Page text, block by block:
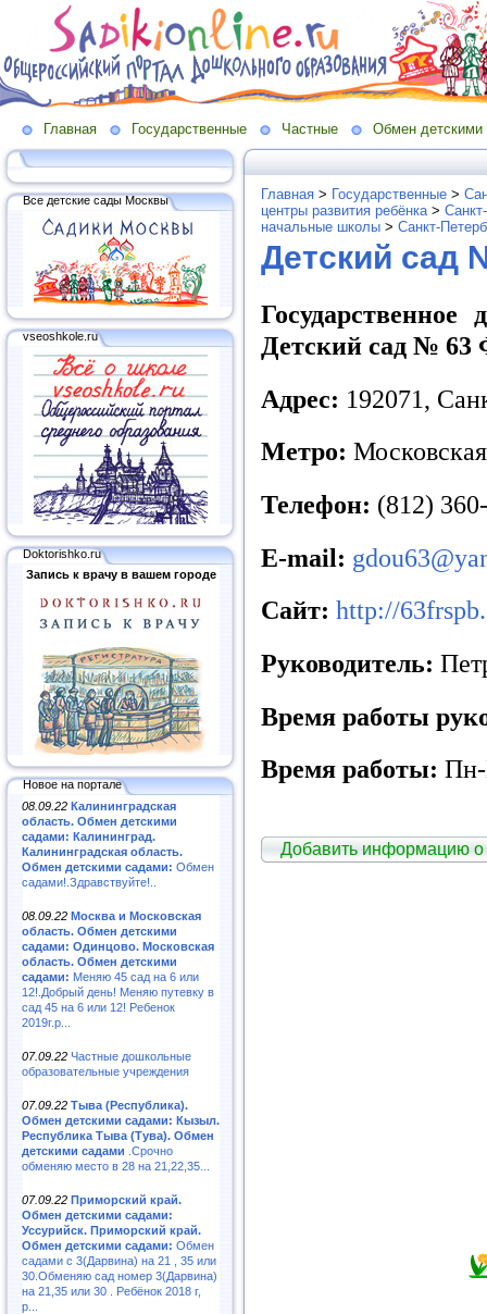
Главная Государственные Частные Обмен детскими
Все детские сады Москвы
vseoshkole.ru
Doktorishko.ru
Запись к врачу в вашем городе
Новое на портале
08.09.22 Калининградская
область. Обмен детскими
садами: Калининград.
Калининградская область.
Обмен детскими садами: Обмен
садами!.Здравствуйте!..
08.09.22 Москва и Московская
область. Обмен детскими
садами: Одинцово. Московская
область. Обмен детскими
садами: Меняю 45 сад на 6 или
12!.Добрый день! Меняю путевку в
сад 45 на 6 или 12! Ребенок
2019г.р...
07.09.22 Частные дошкольные
образовательные учреждения
07.09.22 Тыва (Республика).
Обмен детскими садами: Кызыл.
Республика Тыва (Тува). Обмен
детскими садами .Срочно
обменяю место в 28 на 21,22,35...
07.09.22 Приморский край.
Обмен детскими садами:
Уссурийск. Приморский край.
Обмен детскими садами: Обмен
садами с 3(Дарвина) на 21 , 35 или
30.Обменяю сад номер 3(Дарвина)
на 21,35 или 30 . Ребёнок 2018 г,
р...
Главная > Государственные >
центры развития ребёнка>
начальные школы > Санкт-
Детский сад
Государственное
Детский сад № 63
Адрес: 192071,
Метро:
Телефон: (812)
E-mail:
Сайт: http://
Руководитель:
Время работы
Время работы: Пн-
Добавить информацию